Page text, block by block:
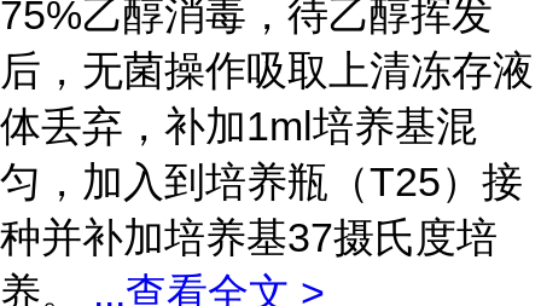
75%乙醇消毒，待乙醇挥发
后，无菌操作吸取上清冻存液
体丢弃，补加1ml培养基混
匀，加入到培养瓶（T25）接
种并补加培养基37摄氏度培
养。 ...查看全文 >